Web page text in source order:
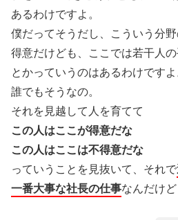
あるわけですよ。
僕だってそうだし、こういう分
得意だけども、ここでは若干人の
とかっていうのはあるわけですよ
誰でもそうなの。
それを見越して人を育てて
この人はここが得意だな
この人はここは不得意だな
っていうことを見抜いて、それで
一番大事な社長の仕事なんだけ